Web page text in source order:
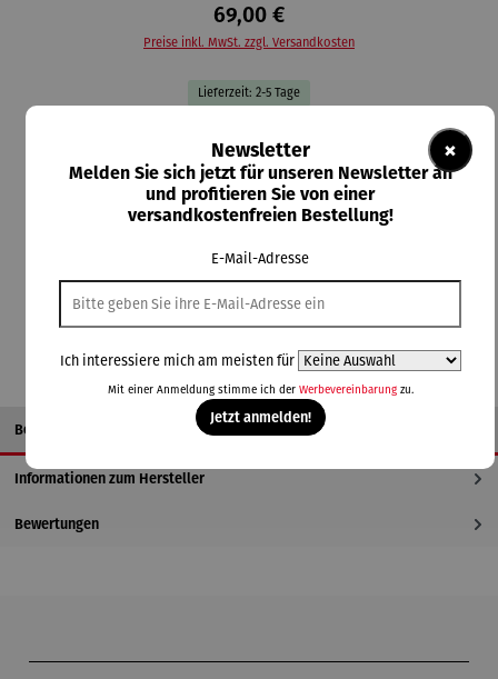
69,00 €
Preise inkl. MwSt. zzgl. Versandkosten
Lieferzeit: 2-5 Tage
Material-Auswahl auswählen
Beschreibung
Informationen zum Hersteller
Bewertungen
×
Newsletter
Melden Sie sich jetzt für unseren Newsletter an
und profitieren Sie von einer
versandkostenfreien Bestellung!
E-Mail-Adresse
Ich interessiere mich am meisten für
Mit einer Anmeldung stimme ich der Werbevereinbarungzu.
Jetzt anmelden!